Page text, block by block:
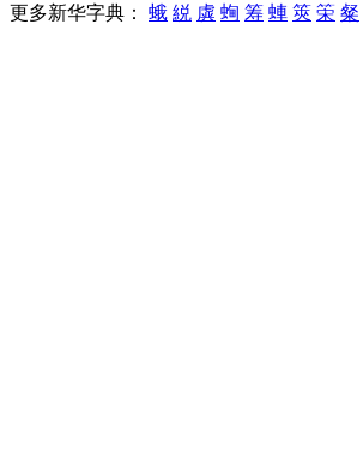
更多新华字典： 蛾 綐 虡 蜔 筹 蛼 筴 筞 粲